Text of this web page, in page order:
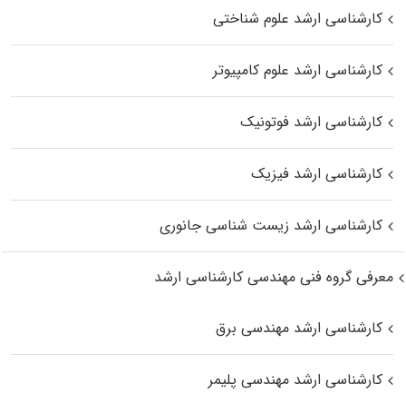
کارشناسی ارشد علوم شناختی
کارشناسی ارشد علوم کامپیوتر
کارشناسی ارشد فوتونیک
کارشناسی ارشد فیزیک
کارشناسی ارشد زیست‌ شناسی جانوری
معرفی گروه فنی مهندسی کارشناسی ارشد
کارشناسی ارشد مهندسی برق
کارشناسی ارشد مهندسی پلیمر